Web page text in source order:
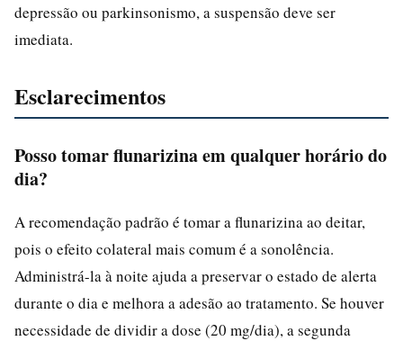
depressão ou parkinsonismo, a suspensão deve ser
imediata.
Esclarecimentos
Posso tomar flunarizina em qualquer horário do
dia?
A recomendação padrão é tomar a flunarizina ao deitar,
pois o efeito colateral mais comum é a sonolência.
Administrá-la à noite ajuda a preservar o estado de alerta
durante o dia e melhora a adesão ao tratamento. Se houver
necessidade de dividir a dose (20 mg/dia), a segunda